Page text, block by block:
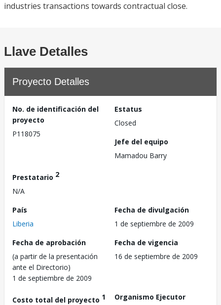
industries transactions towards contractual close.
Llave Detalles
Proyecto Detalles
No. de identificación del
proyecto
P118075
Estatus
Closed
Jefe del equipo
Mamadou Barry
Prestatario 2
N/A
País
Liberia
Fecha de divulgación
1 de septiembre de 2009
Fecha de aprobación
(a partir de la presentación
ante el Directorio)
1 de septiembre de 2009
Fecha de vigencia
16 de septiembre de 2009
Costo total del proyecto 1
Organismo Ejecutor